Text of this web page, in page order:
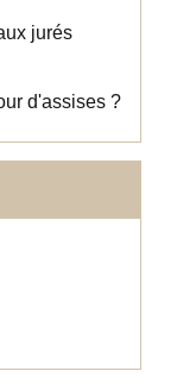
jurés
d'assises ?